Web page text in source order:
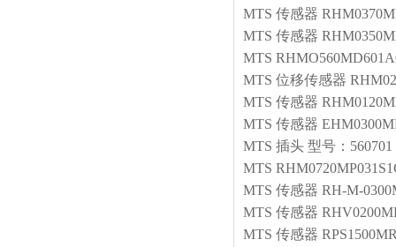
MTS 传感器
MTS 传感器
MTS
MTS 位移传感器
MTS 传感器
MTS 传感器
MTS 插头 型号：
MTS
MTS 传感器 RH-M-
MTS 传感器
MTS 传感器